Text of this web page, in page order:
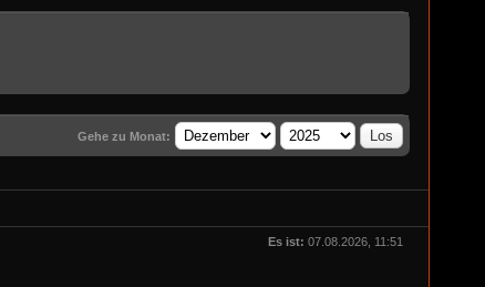
Gehe zu Monat:
Es ist: 07.08.2026, 11:51